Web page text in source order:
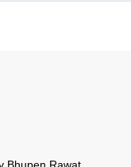
Bhupen Rawat